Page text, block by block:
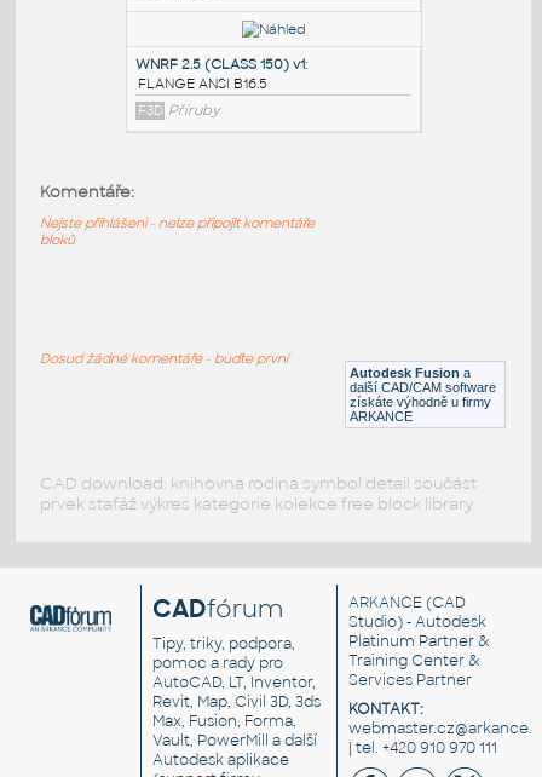
WNRF 5 (CLASS 150) v1
FLANGE ANSI B16.5
F3D Příruby
Příruby
Autodesk Fusion a
další CAD/CAM software
získáte výhodně u firmy
ARKANCE
Komentáře:
Nejste přihlášeni - nelze připojit komentáře
bloků
Dosud žádné komentáře - buďte první
CAD download: knihovna rodina symbol detail součást
prvek stafáž výkres kategorie kolekce free block library
CADfórum
Tipy, triky, podpora,
pomoc a rady pro
AutoCAD, LT, Inventor,
Revit, Map, Civil 3D, 3ds
Max, Fusion, Forma,
Vault, PowerMill a další
Autodesk aplikace
ARKANCE (CAD
Studio) - Autodesk
Platinum Partner &
Training Center &
Services Partner
KONTAKT:
| tel. +420 910 970 111